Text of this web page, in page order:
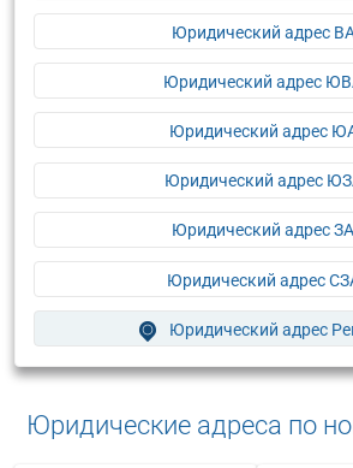
Юридический адрес
Юридический адрес
Юридический адрес
Юридический адрес
Юридический адрес
Юридический адрес
Юридический адрес
Юридические адреса по